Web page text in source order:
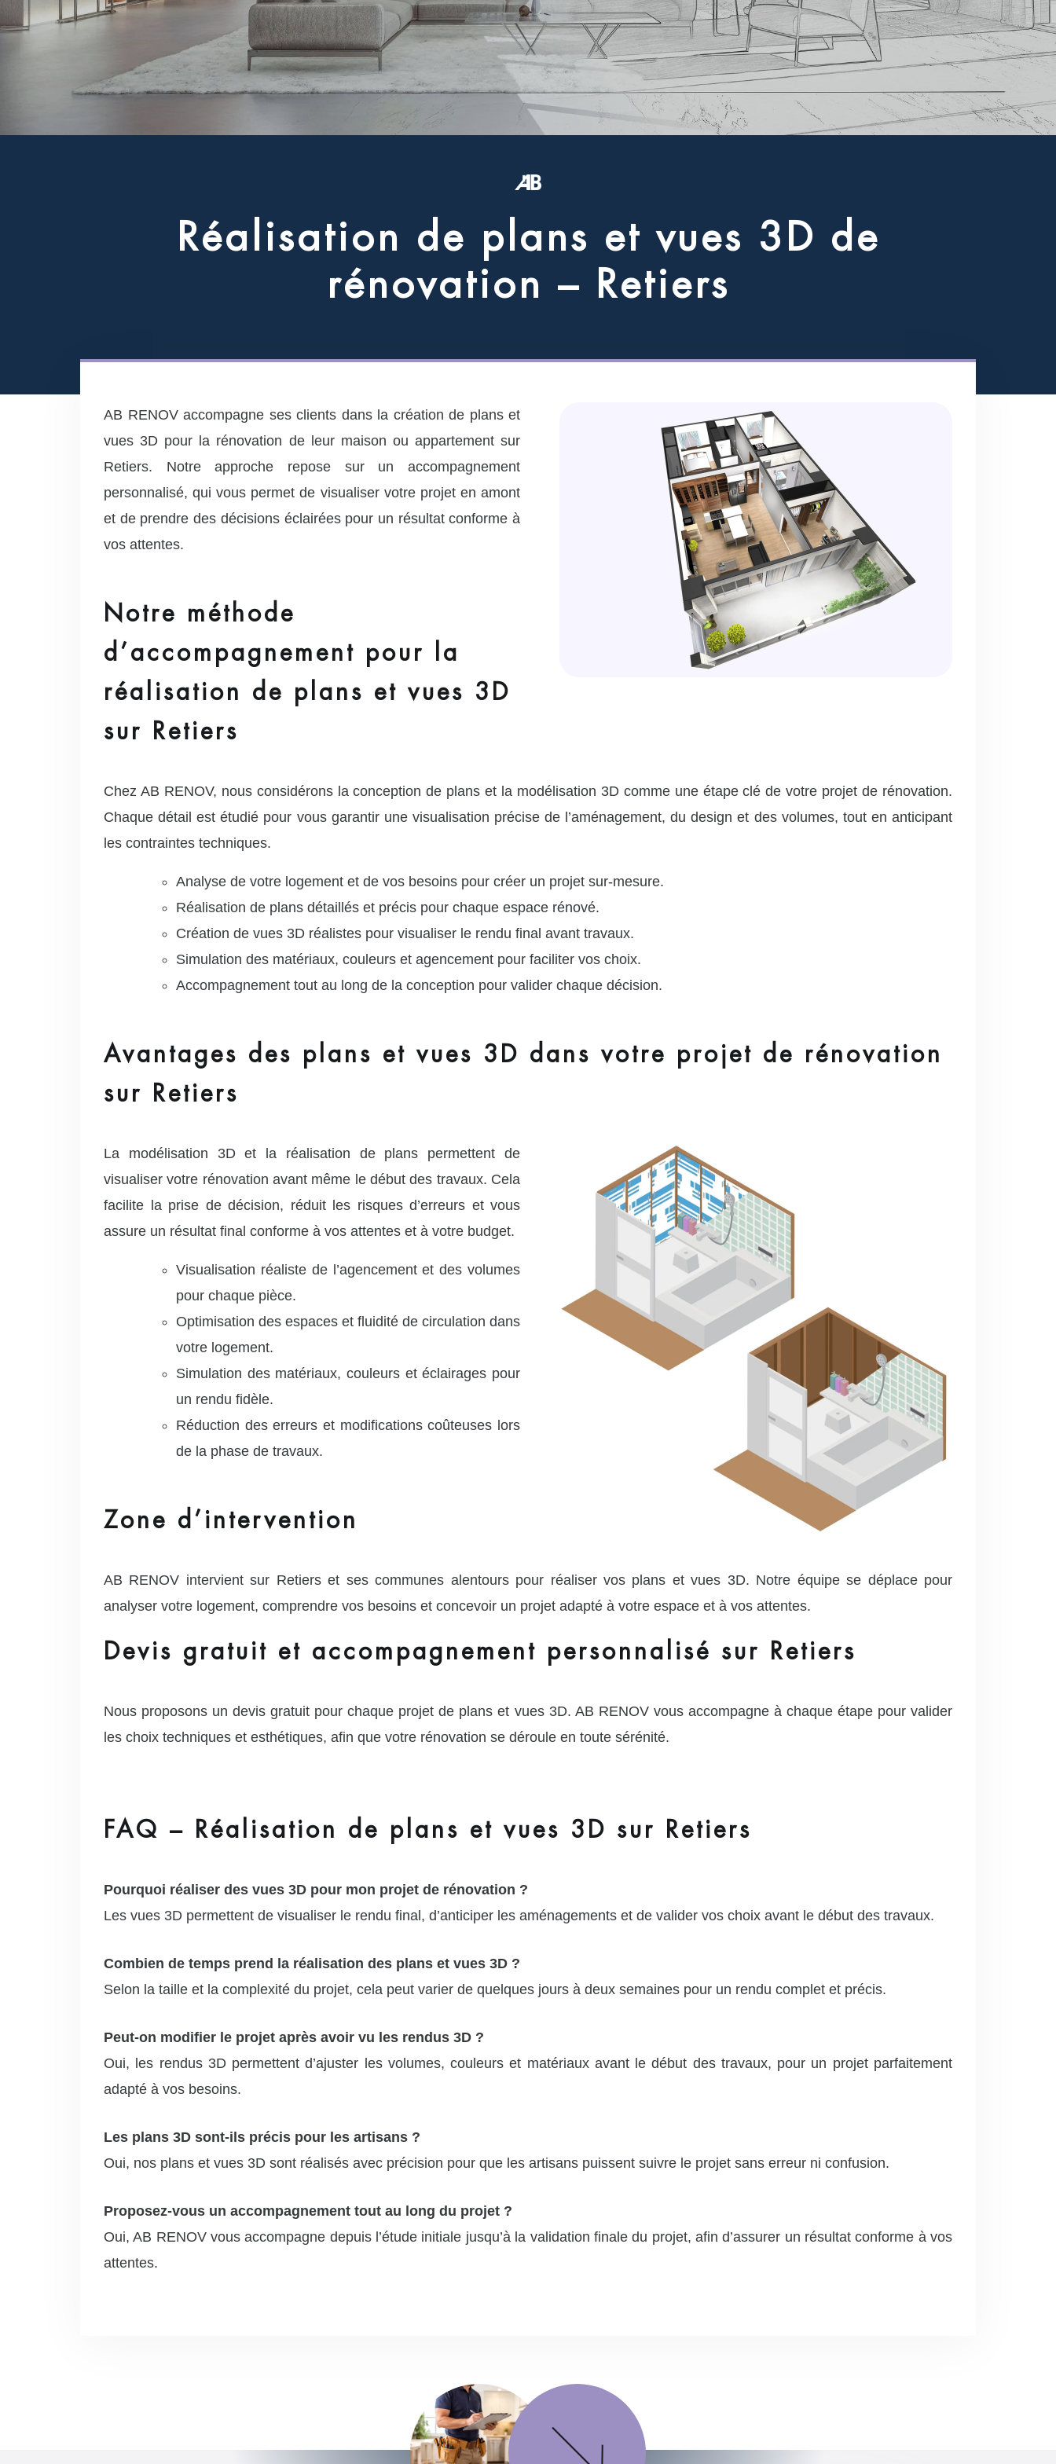
Réalisation de plans et vues 3D de
rénovation – Retiers
AB RENOV accompagne ses clients dans la création de plans et
vues 3D pour la rénovation de leur maison ou appartement sur
Retiers. Notre approche repose sur un accompagnement
personnalisé, qui vous permet de visualiser votre projet en amont
et de prendre des décisions éclairées pour un résultat conforme à
vos attentes.
Notre méthode
d’accompagnement pour la
réalisation de plans et vues 3D
sur Retiers
Chez AB RENOV, nous considérons la conception de plans et la modélisation 3D comme une étape clé de votre projet de rénovation.
Chaque détail est étudié pour vous garantir une visualisation précise de l’aménagement, du design et des volumes, tout en anticipant
les contraintes techniques.
Analyse de votre logement et de vos besoins pour créer un projet sur-mesure.
Réalisation de plans détaillés et précis pour chaque espace rénové.
Création de vues 3D réalistes pour visualiser le rendu final avant travaux.
Simulation des matériaux, couleurs et agencement pour faciliter vos choix.
Accompagnement tout au long de la conception pour valider chaque décision.
Avantages des plans et vues 3D dans votre projet de rénovation
sur Retiers
La modélisation 3D et la réalisation de plans permettent de
visualiser votre rénovation avant même le début des travaux. Cela
facilite la prise de décision, réduit les risques d’erreurs et vous
assure un résultat final conforme à vos attentes et à votre budget.
Visualisation réaliste de l’agencement et des volumes
pour chaque pièce.
Optimisation des espaces et fluidité de circulation dans
votre logement.
Simulation des matériaux, couleurs et éclairages pour
un rendu fidèle.
Réduction des erreurs et modifications coûteuses lors
de la phase de travaux.
Zone d’intervention
AB RENOV intervient sur Retiers et ses communes alentours pour réaliser vos plans et vues 3D. Notre équipe se déplace pour
analyser votre logement, comprendre vos besoins et concevoir un projet adapté à votre espace et à vos attentes.
Devis gratuit et accompagnement personnalisé sur Retiers
Nous proposons un devis gratuit pour chaque projet de plans et vues 3D. AB RENOV vous accompagne à chaque étape pour valider
les choix techniques et esthétiques, afin que votre rénovation se déroule en toute sérénité.
FAQ – Réalisation de plans et vues 3D sur Retiers
Pourquoi réaliser des vues 3D pour mon projet de rénovation ?
Les vues 3D permettent de visualiser le rendu final, d’anticiper les aménagements et de valider vos choix avant le début des travaux.
Combien de temps prend la réalisation des plans et vues 3D ?
Selon la taille et la complexité du projet, cela peut varier de quelques jours à deux semaines pour un rendu complet et précis.
Peut-on modifier le projet après avoir vu les rendus 3D ?
Oui, les rendus 3D permettent d’ajuster les volumes, couleurs et matériaux avant le début des travaux, pour un projet parfaitement
adapté à vos besoins.
Les plans 3D sont-ils précis pour les artisans ?
Oui, nos plans et vues 3D sont réalisés avec précision pour que les artisans puissent suivre le projet sans erreur ni confusion.
Proposez-vous un accompagnement tout au long du projet ?
Oui, AB RENOV vous accompagne depuis l’étude initiale jusqu’à la validation finale du projet, afin d’assurer un résultat conforme à vos
attentes.